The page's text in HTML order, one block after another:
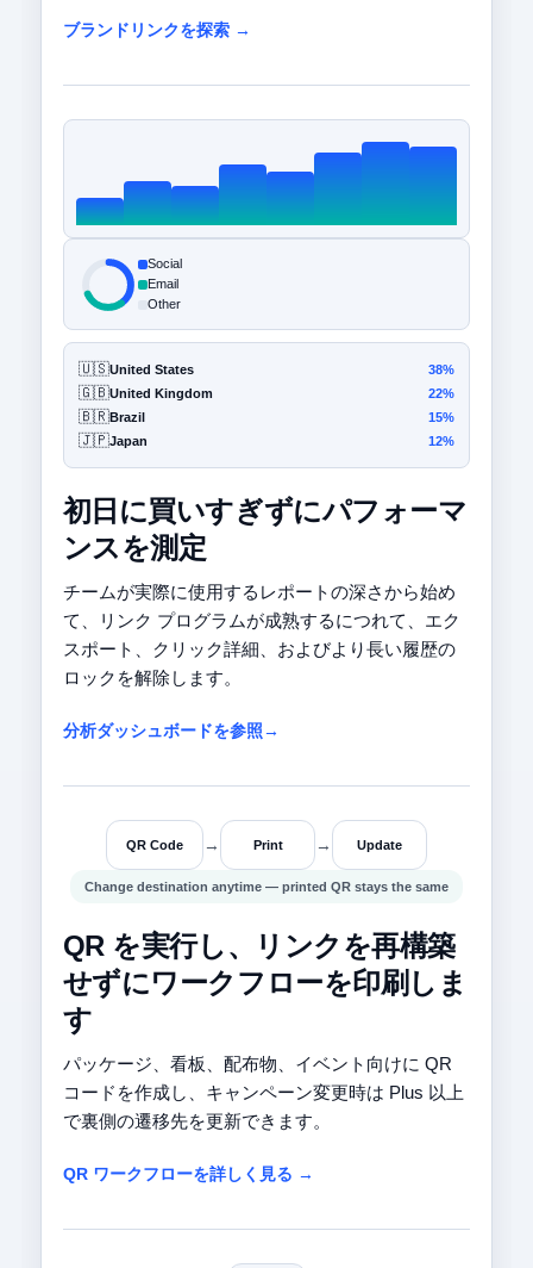
ブランドリンクを探索 →
Social
Email
Other
🇺🇸United States 38%
🇬🇧United Kingdom 22%
🇧🇷Brazil 15%
🇯🇵Japan 12%
初日に買いすぎずにパフォーマ
ンスを測定
チームが実際に使用するレポートの深さから始め
て、リンク プログラムが成熟するにつれて、エク
スポート、クリック詳細、およびより長い履歴の
ロックを解除します。
分析ダッシュボードを参照→
QR Code → Print → Update
Change destination anytime — printed QR stays the same
QR を実行し、リンクを再構築
せずにワークフローを印刷しま
す
パッケージ、看板、配布物、イベント向けに QR
コードを作成し、キャンペーン変更時は Plus 以上
で裏側の遷移先を更新できます。
QR ワークフローを詳しく見る →